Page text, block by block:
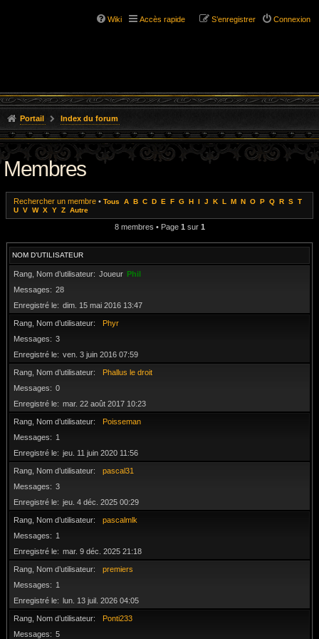
Wiki Accès rapide Connexion
S’enregistrer
Portail Index du forum
Membres
Rechercher un membre • Tous A B C D E F G H I J K L M N O P Q R S T
U V W X Y Z Autre
8 membres • Page 1 sur 1
NOM D’UTILISATEUR
Rang, Nom d’utilisateur Joueur Phil
Messages
28
Enregistré le
dim. 15 mai 2016 13:47
Rang, Nom d’utilisateur
Phyr
Messages
3
Enregistré le
ven. 3 juin 2016 07:59
Rang, Nom d’utilisateur
Phallus le droit
Messages
0
Enregistré le
mar. 22 août 2017 10:23
Rang, Nom d’utilisateur
Poisseman
Messages
1
Enregistré le
jeu. 11 juin 2020 11:56
Rang, Nom d’utilisateur
pascal31
Messages
3
Enregistré le
jeu. 4 déc. 2025 00:29
Rang, Nom d’utilisateur
pascalmlk
Messages
1
Enregistré le
mar. 9 déc. 2025 21:18
Rang, Nom d’utilisateur
premiers
Messages
1
Enregistré le
lun. 13 juil. 2026 04:05
Rang, Nom d’utilisateur
Ponti233
Messages
5